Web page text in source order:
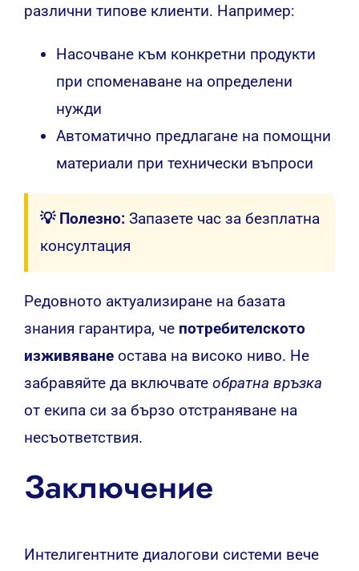
различни типове клиенти. Например:
Насочване към конкретни продукти
при споменаване на определени
нужди
Автоматично предлагане на помощни
материали при технически въпроси
💡 Полезно: Запазете час за безплатна
консултация
Редовното актуализиране на базата
знания гарантира, че потребителското
изживяване остава на високо ниво. Не
забравяйте да включвате обратна връзка
от екипа си за бързо отстраняване на
несъответствия.
Заключение
Интелигентните диалогови системи вече